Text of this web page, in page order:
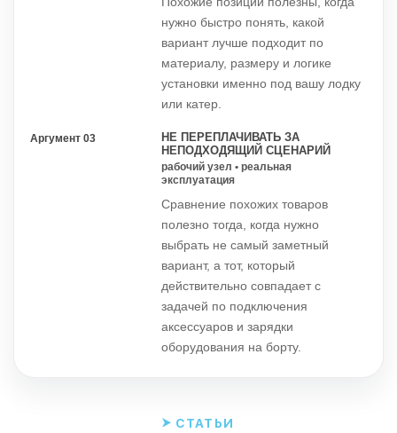
нужно быстро понять, какой
вариант лучше подходит по
материалу, размеру и логике
установки именно под вашу лодку
или катер.
Аргумент 03
НЕ ПЕРЕПЛАЧИВАТЬ ЗА
НЕПОДХОДЯЩИЙ СЦЕНАРИЙ
рабочий узел • реальная
эксплуатация
Сравнение похожих товаров
полезно тогда, когда нужно
выбрать не самый заметный
вариант, а тот, который
действительно совпадает с
задачей по подключения
аксессуаров и зарядки
оборудования на борту.
СТАТЬИ